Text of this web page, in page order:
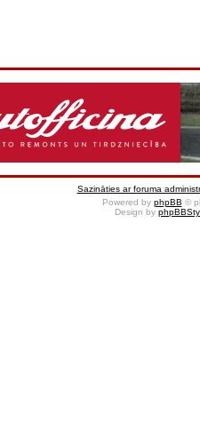
Sazināties ar foruma
Powered by phpBB ©
Design by